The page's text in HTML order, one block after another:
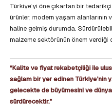
Türkiye’yi öne çıkartan bir
ürünler, modern yaşam alanlarının
haline gelmiş durumda.
malzeme sektörünün önem verdiği
“Kalite ve fiyat rekabetçiliği ile
sağlam bir yer edinen Türkiye’nin
gelecekte de büyümesini ve dünya
sürdürecektir.”